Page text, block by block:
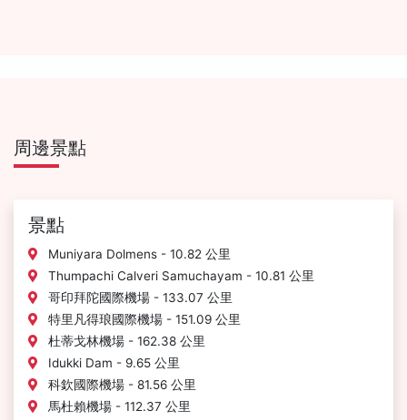
周邊景點
景點
Muniyara Dolmens - 10.82 公里
Thumpachi Calveri Samuchayam - 10.81 公里
哥印拜陀國際機場 - 133.07 公里
特里凡得琅國際機場 - 151.09 公里
杜蒂戈林機場 - 162.38 公里
Idukki Dam - 9.65 公里
科欽國際機場 - 81.56 公里
馬杜賴機場 - 112.37 公里